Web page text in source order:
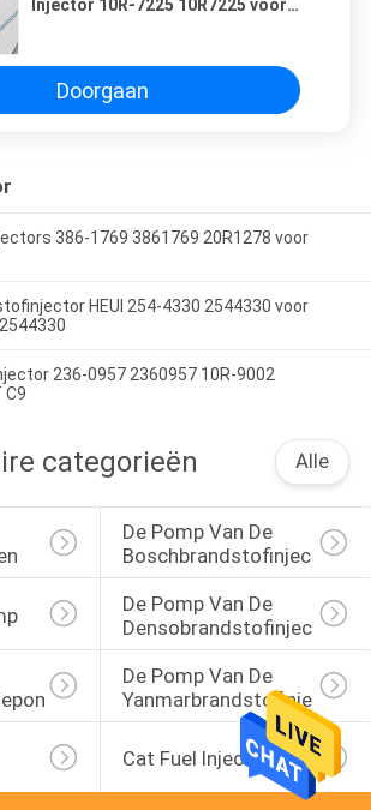
Injector 10R-7225 10R7225 voor
Doorgaan
386-1769 3861769 20R1278 voor
HEUI 254-4330 2544330 voor
236-0957 2360957 10R-9002
C9
categorieën Alle
De Pomp Van De
Boschbrandstofinjector
De Pomp Van De
Densobrandstofinjectie
De Pomp Van De
Yanmarbrandstofinjectie
Cat Fuel Injector